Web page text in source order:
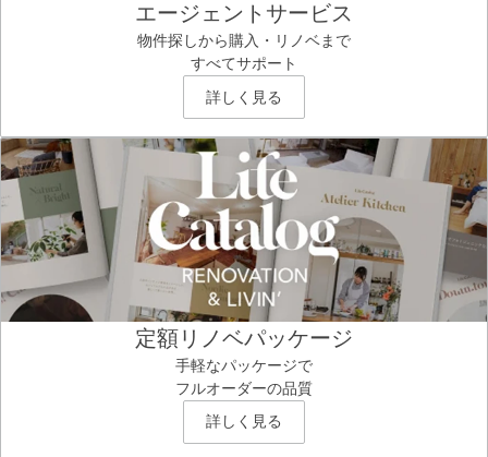
エージェントサービス
物件探しから購入・リノベまで
すべてサポート
詳しく見る
定額リノベパッケージ
手軽なパッケージで
フルオーダーの品質
詳しく見る